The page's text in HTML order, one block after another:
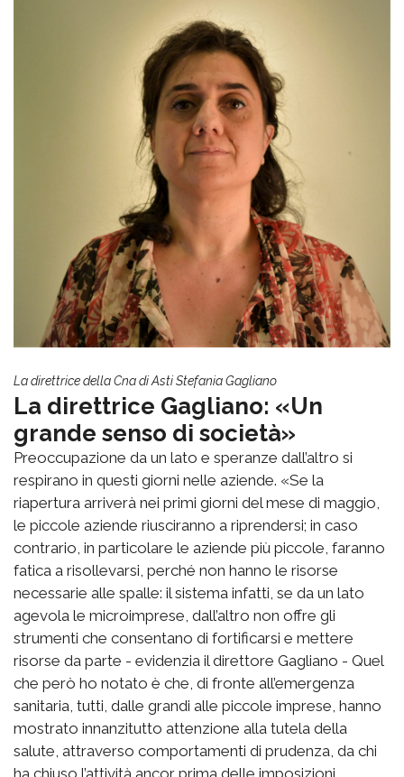
La direttrice della Cna di Asti Stefania Gagliano
La direttrice Gagliano: «Un
grande senso di società»
Preoccupazione da un lato e speranze dall’altro si
respirano in questi giorni nelle aziende. «Se la
riapertura arriverà nei primi giorni del mese di maggio,
le piccole aziende riusciranno a riprendersi; in caso
contrario, in particolare le aziende più piccole, faranno
fatica a risollevarsi, perché non hanno le risorse
necessarie alle spalle: il sistema infatti, se da un lato
agevola le microimprese, dall’altro non offre gli
strumenti che consentano di fortificarsi e mettere
risorse da parte - evidenzia il direttore Gagliano - Quel
che però ho notato è che, di fronte all’emergenza
sanitaria, tutti, dalle grandi alle piccole imprese, hanno
mostrato innanzitutto attenzione alla tutela della
salute, attraverso comportamenti di prudenza, da chi
ha chiuso l’attività ancor prima delle imposizioni